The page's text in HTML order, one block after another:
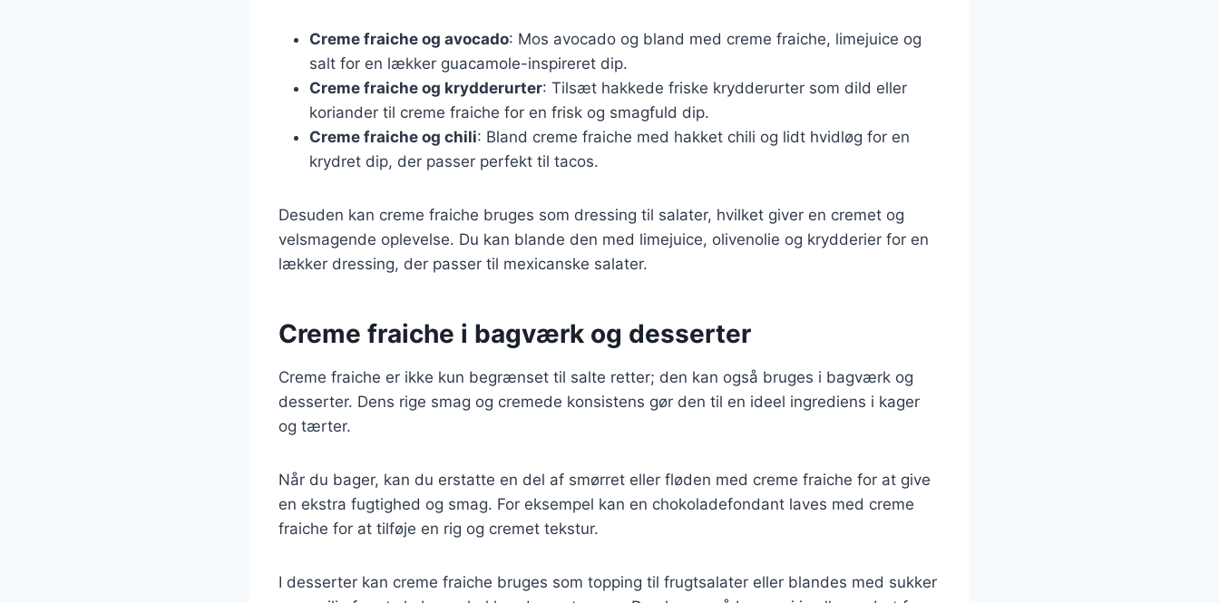
Creme fraiche og avocado: Mos avocado og bland med creme fraiche, limejuice og
salt for en lækker guacamole-inspireret dip.
Creme fraiche og krydderurter: Tilsæt hakkede friske krydderurter som dild eller
koriander til creme fraiche for en frisk og smagfuld dip.
Creme fraiche og chili: Bland creme fraiche med hakket chili og lidt hvidløg for en
krydret dip, der passer perfekt til tacos.
Desuden kan creme fraiche bruges som dressing til salater, hvilket giver en cremet og
velsmagende oplevelse. Du kan blande den med limejuice, olivenolie og krydderier for en
lækker dressing, der passer til mexicanske salater.
Creme fraiche i bagværk og desserter
Creme fraiche er ikke kun begrænset til salte retter; den kan også bruges i bagværk og
desserter. Dens rige smag og cremede konsistens gør den til en ideel ingrediens i kager
og tærter.
Når du bager, kan du erstatte en del af smørret eller fløden med creme fraiche for at give
en ekstra fugtighed og smag. For eksempel kan en chokoladefondant laves med creme
fraiche for at tilføje en rig og cremet tekstur.
I desserter kan creme fraiche bruges som topping til frugtsalater eller blandes med sukker